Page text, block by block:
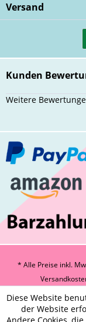
Versand
Kunden
Weitere
* Alle Preise inkl.
Diese Website
der Website